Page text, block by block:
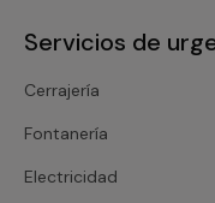
Servicios de
Cerrajería
Fontanería
Electricidad